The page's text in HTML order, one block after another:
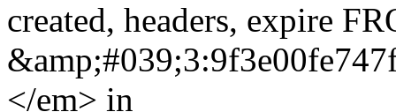
created, headers, expire
</em> in